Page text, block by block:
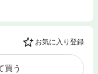
お気に入り登録
買う